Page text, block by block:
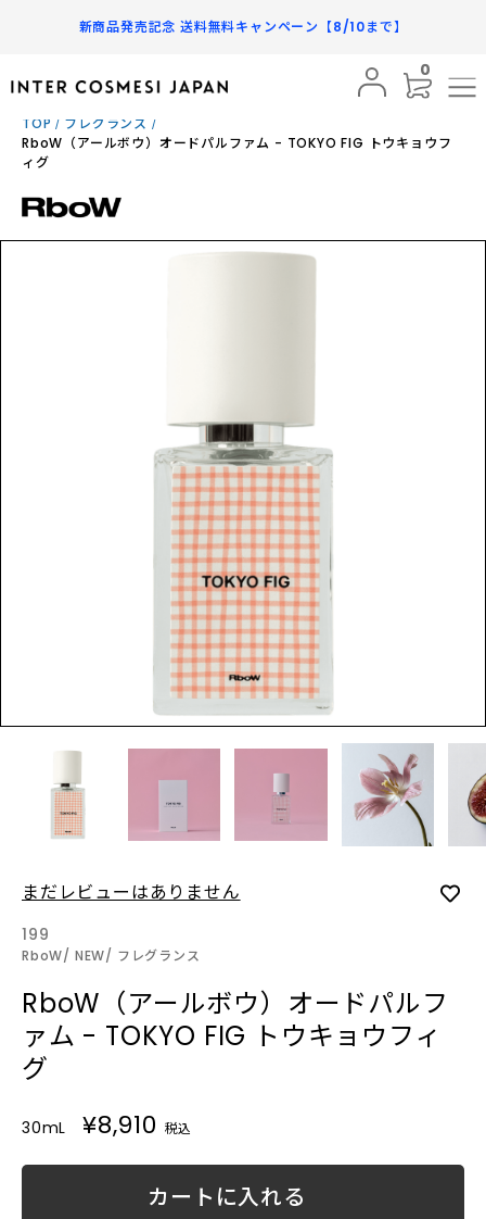
新商品発売記念 送料無料キャンペーン【8/10まで】
0
BRAND
PRODUCTS
INFORMATION
FAVORITE
LOGIN
INFORMATION
SHOPに関する最新情報はこ
ちらでご確認いただけま
す。
SHOPPING GUIDE
お買い物方法につきましては
こちらでご確認ください。
SHOPに関するよくあるご質
問はこちらでご確認くださ
TOP
フレグランス
RboW（アールボウ）オードパルファム - TOKYO FIG トウキョウフ
ィグ
まだレビューはありません
199
RboW NEW フレグランス
RboW（アールボウ）オードパルフ
ァム - TOKYO FIG トウキョウフィ
グ
30mL ¥8,910 税込
カートに入れる
まだレビューはありません
30mL ¥8,910
数量